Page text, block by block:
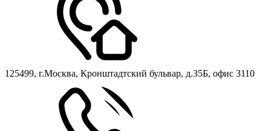
125499, г.Москва, Кронштадтский бульвар, д.35Б, офис 3110